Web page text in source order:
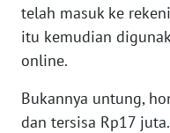
telah masuk ke
itu kemudian
online.
Bukannya untung,
dan tersisa Rp17
WN
KEPRI
WN
PAPUA